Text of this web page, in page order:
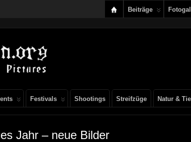
Beiträge
Festivals Shootings Streifzüge Natur &
Jahr – neue Bilder